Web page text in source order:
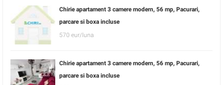
Chirie apartament 3 camere modern, 56 mp, Pacurari,
parcare si boxa incluse
570 eur/luna
Chirie apartament 3 camere modern, 56 mp, Pacurari,
parcare si boxa incluse